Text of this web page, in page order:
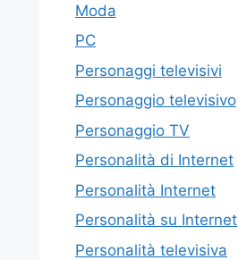
Moda
PC
Personaggi televisivi
Personaggio televisivo
Personaggio TV
Personalità di Internet
Personalità Internet
Personalità su Internet
Personalità televisiva